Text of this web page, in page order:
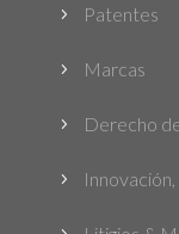
5 Patentes
5 Marcas
5 Derecho
5